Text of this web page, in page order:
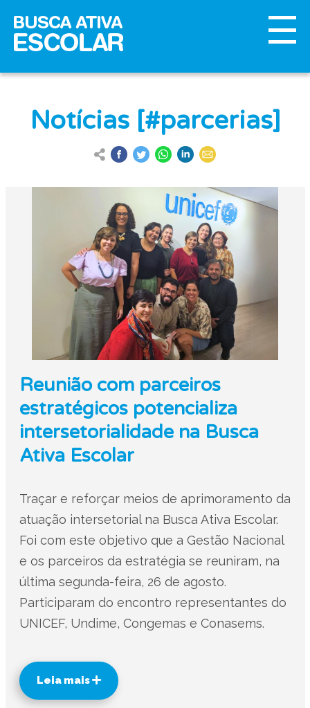
Notícias [#parcerias]
Reunião com parceiros
estratégicos potencializa
intersetorialidade na Busca
Ativa Escolar
Traçar e reforçar meios de aprimoramento da
atuação intersetorial na Busca Ativa Escolar.
Foi com este objetivo que a Gestão Nacional
e os parceiros da estratégia se reuniram, na
última segunda-feira, 26 de agosto.
Participaram do encontro representantes do
UNICEF, Undime, Congemas e Conasems.
Leia mais